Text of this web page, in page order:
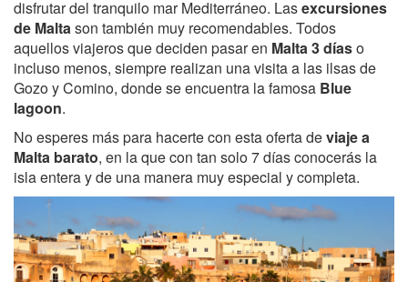
disfrutar del tranquilo mar Mediterráneo. Lasexcursiones
de Maltason también muy recomendables. Todos
aquellos viajeros que deciden pasar en Malta 3 díaso
incluso menos, siempre realizan una visita a las ilsas de
Gozo y Comino, donde se encuentra la famosa Blue
lagoon.
No esperes más para hacerte con esta oferta deviaje a
Malta barato, en la que con tan solo 7 días conocerás la
isla entera y de una manera muy especial y completa.